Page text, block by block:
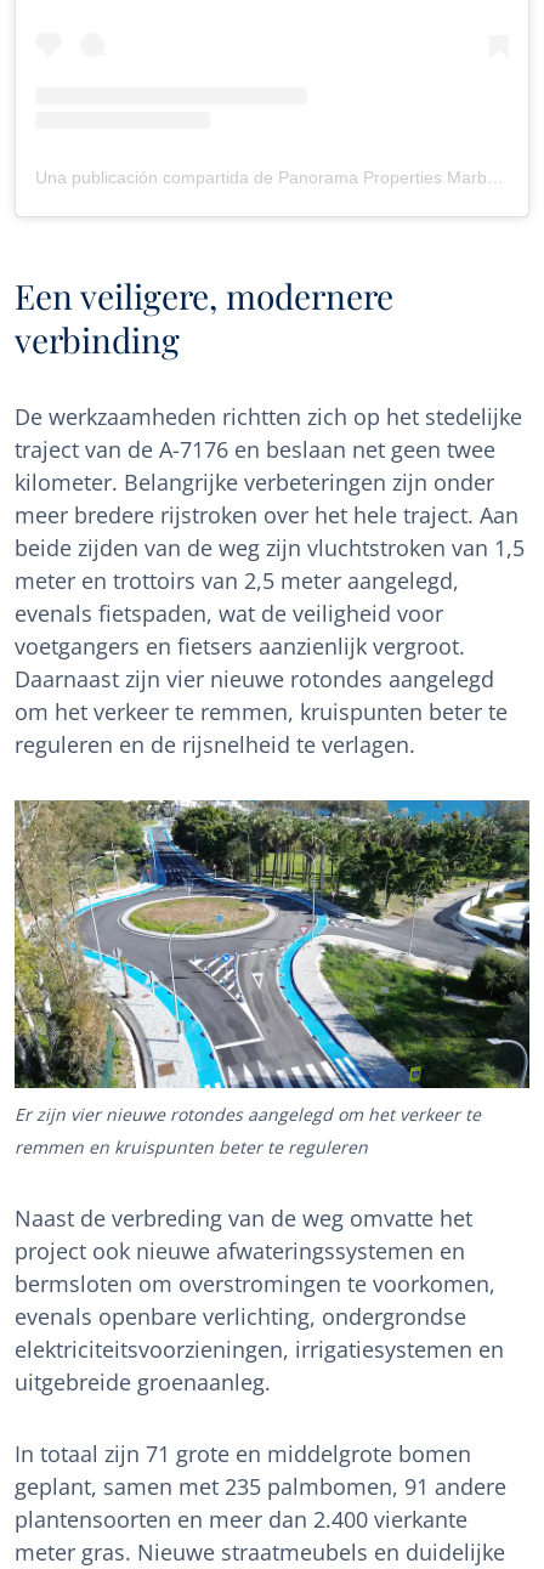
Een veiligere, modernere
verbinding
De werkzaamheden richtten zich op het stedelijke
traject van de A-7176 en beslaan net geen twee
kilometer. Belangrijke verbeteringen zijn onder
meer bredere rijstroken over het hele traject. Aan
beide zijden van de weg zijn vluchtstroken van 1,5
meter en trottoirs van 2,5 meter aangelegd,
evenals fietspaden, wat de veiligheid voor
voetgangers en fietsers aanzienlijk vergroot.
Daarnaast zijn vier nieuwe rotondes aangelegd
om het verkeer te remmen, kruispunten beter te
reguleren en de rijsnelheid te verlagen.
Er zijn vier nieuwe rotondes aangelegd om het verkeer te
remmen en kruispunten beter te reguleren
Naast de verbreding van de weg omvatte het
project ook nieuwe afwateringssystemen en
bermsloten om overstromingen te voorkomen,
evenals openbare verlichting, ondergrondse
elektriciteitsvoorzieningen, irrigatiesystemen en
uitgebreide groenaanleg.
In totaal zijn 71 grote en middelgrote bomen
geplant, samen met 235 palmbomen, 91 andere
plantensoorten en meer dan 2.400 vierkante
meter gras. Nieuwe straatmeubels en duidelijke